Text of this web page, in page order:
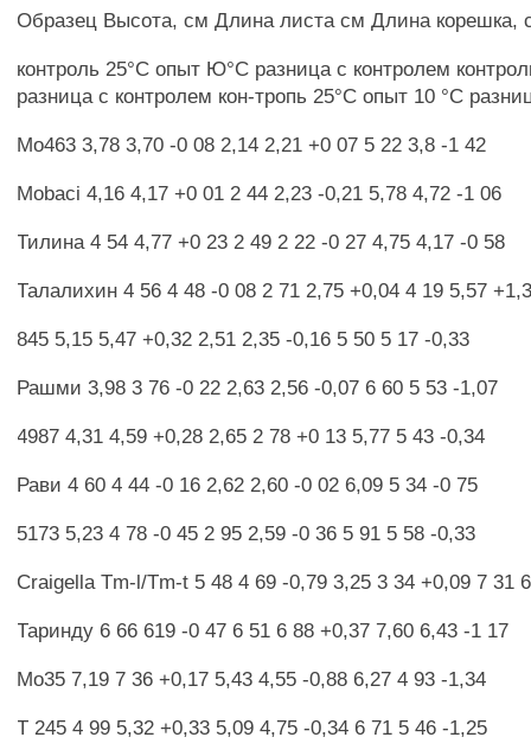
Образец Высота, см Длина листа см Длина корешка,
контроль 25°С опыт Ю°С разница с контролем
разница с контролем кон-тропь 25°С опыт 10 °С
Мо463 3,78 3,70 -0 08 2,14 2,21 +0 07 5 22 3,8 -1 42
Mobaci 4,16 4,17 +0 01 2 44 2,23 -0,21 5,78 4,72 -1 06
Тилина 4 54 4,77 +0 23 2 49 2 22 -0 27 4,75 4,17 -0 58
Талалихин 4 56 4 48 -0 08 2 71 2,75 +0,04 4 19 5,57
845 5,15 5,47 +0,32 2,51 2,35 -0,16 5 50 5 17 -0,33
Рашми 3,98 3 76 -0 22 2,63 2,56 -0,07 6 60 5 53 -1,07
4987 4,31 4,59 +0,28 2,65 2 78 +0 13 5,77 5 43 -0,34
Рави 4 60 4 44 -0 16 2,62 2,60 -0 02 6,09 5 34 -0 75
5173 5,23 4 78 -0 45 2 95 2,59 -0 36 5 91 5 58 -0,33
Craigella Tm-l/Tm-t 5 48 4 69 -0,79 3,25 3 34 +0,09 7 31
Таринду 6 66 619 -0 47 6 51 6 88 +0,37 7,60 6,43 -1 17
Мо35 7,19 7 36 +0,17 5,43 4,55 -0,88 6,27 4 93 -1,34
Т 245 4 99 5,32 +0,33 5,09 4,75 -0,34 6 71 5 46 -1,25